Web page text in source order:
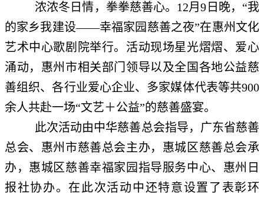
浓浓冬日情，拳拳慈善心。12月9日晚，“我
的家乡我建设——幸福家园慈善之夜”在惠州文化
艺术中心歌剧院举行。活动现场星光熠熠、爱心
涌动，惠州市相关部门领导以及全国各地公益慈
善组织、各行业爱心企业、多家媒体代表等共900
余人共赴一场“文艺＋公益”的慈善盛宴。
此次活动由中华慈善总会指导，广东省慈善
总会、惠州市慈善总会主办，惠城区慈善总会承
办，惠城区慈善幸福家园指导服务中心、惠州日
报社协办。在此次活动中还特意设置了表彰环